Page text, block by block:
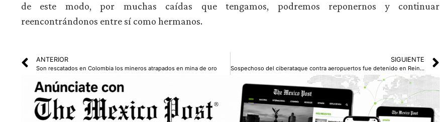
de este modo, por muchas caídas que tengamos, podremos reponernos y continuar
reencontrándonos entre sí como hermanos.
ANTERIOR
Son rescatados en Colombia los mineros atrapados en mina de oro
SIGUIENTE
Sospechoso del ciberataque contra aeropuertos fue detenido en Reino Unido